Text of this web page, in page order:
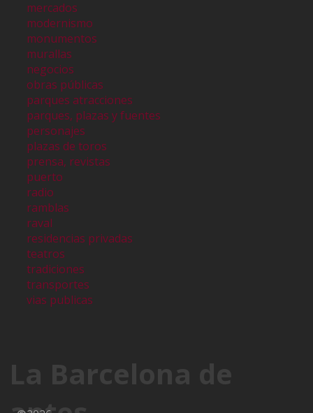
mercados
modernismo
monumentos
murallas
negocios
obras públicas
parques atracciones
parques, plazas y fuentes
personajes
plazas de toros
prensa, revistas
puerto
radio
ramblas
raval
residencias privadas
teatros
tradiciones
transportes
vias publicas
La Barcelona de